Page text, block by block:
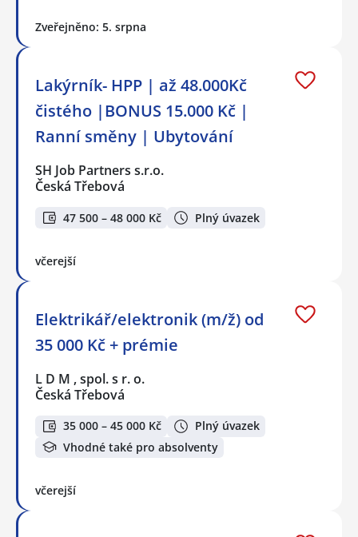
Zveřejněno: 5. srpna
Lakýrník- HPP | až 48.000Kč
čistého |BONUS 15.000 Kč |
Ranní směny | Ubytování
SH Job Partners s.r.o.
Česká Třebová
47 500 – 48 000 Kč Plný úvazek
včerejší
Elektrikář/elektronik (m/ž) od
35 000 Kč + prémie
L D M , spol. s r. o.
Česká Třebová
35 000 – 45 000 Kč
Plný úvazek
Vhodné také pro absolventy
včerejší